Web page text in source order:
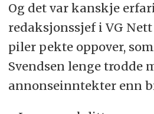
Og det var kanskje
redaksjonssjef i VG
piler pekte oppover,
Svendsen lenge trodde
annonseinntekter enn